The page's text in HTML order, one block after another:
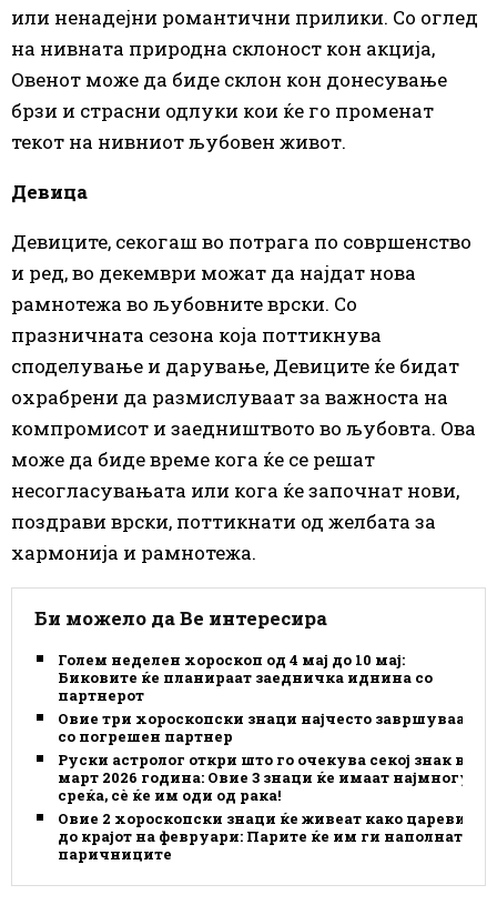
или ненадејни романтични прилики. Со оглед
на нивната природна склоност кон акција,
Овенот може да биде склон кон донесување
брзи и страсни одлуки кои ќе го променат
текот на нивниот љубовен живот.
Девица
Девиците, секогаш во потрага по совршенство
и ред, во декември можат да најдат нова
рамнотежа во љубовните врски. Со
празничната сезона која поттикнува
споделување и дарување, Девиците ќе бидат
охрабрени да размислуваат за важноста на
компромисот и заедништвото во љубовта. Ова
може да биде време кога ќе се решат
несогласувањата или кога ќе започнат нови,
поздрави врски, поттикнати од желбата за
хармонија и рамнотежа.
Би можело да Ве интересира
Голем неделен хороскоп од 4 мај до 10 мај:
Биковите ќе планираат заедничка иднина со
партнерот
Овие три хороскопски знаци најчесто завршуваат
со погрешен партнер
Руски астролог откри што го очекува секој знак во
март 2026 година: Овие 3 знаци ќе имаат најмногу
среќа, сè ќе им оди од рака!
Овие 2 хороскопски знаци ќе живеат како цареви
до крајот на февруари: Парите ќе им ги наполнат
паричниците